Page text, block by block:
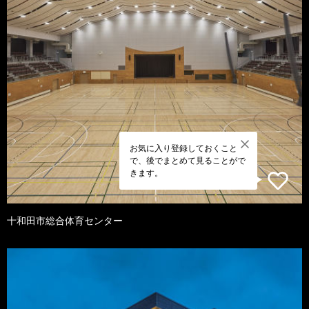
お気に入り登録しておくこと
で、後でまとめて見ることがで
きます。
十和田市総合体育センター